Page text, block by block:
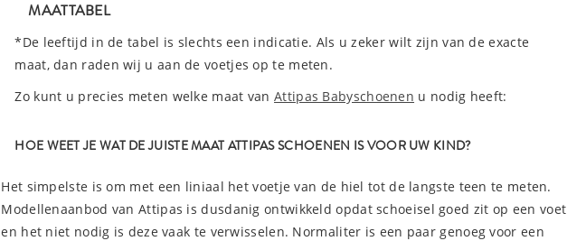
MAATTABEL
*De leeftijd in de tabel is slechts een indicatie. Als u zeker wilt zijn van de exacte
maat, dan raden wij u aan de voetjes op te meten.
Zo kunt u precies meten welke maat vanAttipas Babyschoenen u nodig heeft:
HOE WEET JE WAT DE JUISTE MAAT ATTIPAS SCHOENEN IS VOOR UW KIND?
Het simpelste is om met een liniaal het voetje van de hiel tot de langste teen te meten.
Modellenaanbod van Attipas is dusdanig ontwikkeld opdat schoeisel goed zit op een voet
en het niet nodig is deze vaak te verwisselen. Normaliter is een paar genoeg voor een